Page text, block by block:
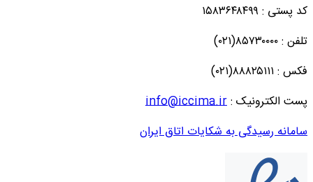
کد پستی : ۱۵۸۳۶۴۸۴۹۹
تلفن : ۸۵۷۳۰۰۰۰(۰۲۱)
فکس : ۸۸۸۲۵۱۱۱(۰۲۱)
پست الکترونیک :info@iccima.ir
سامانه رسیدگی به شکایات اتاق ایران